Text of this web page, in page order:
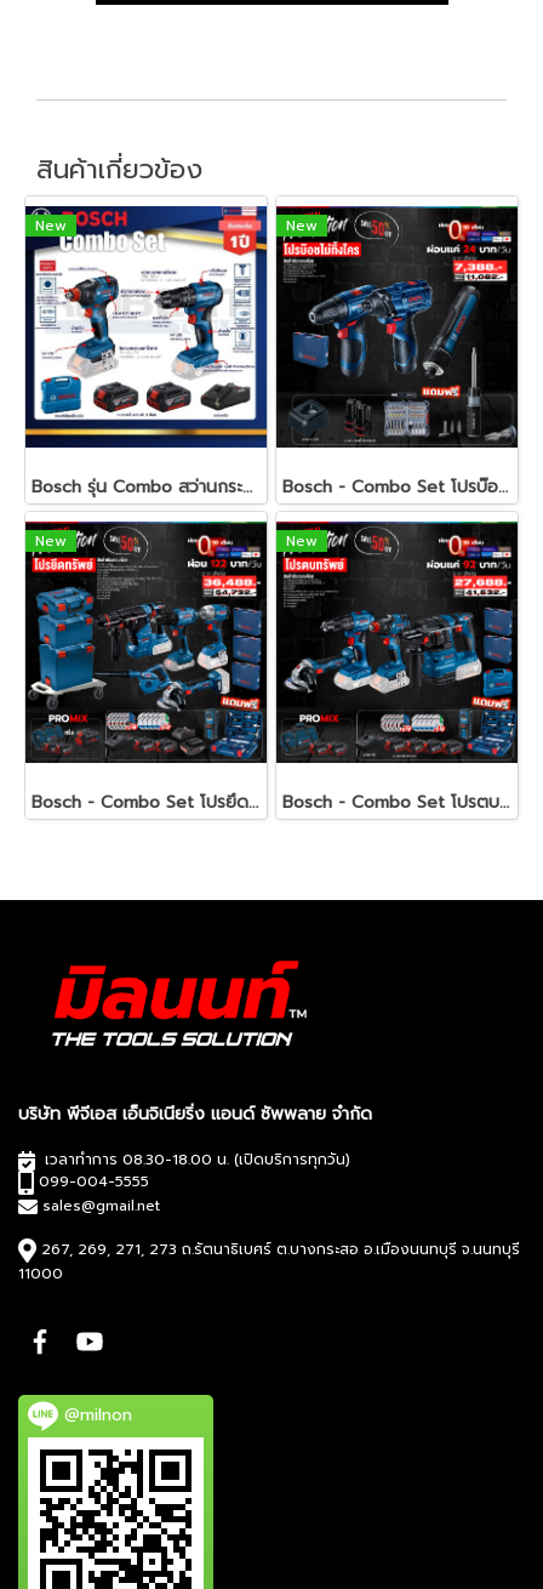
สินค้าเกี่ยวข้อง
New
Bosch รุ่น Combo สว่านกระแทกไร้สาย GSB 185-LI + ไขควงกระแทกไร้สาย GDX 18V-200 (พร้อมชุดอุปกรณ์) (06019J22K1)
New
Bosch - Combo Set โปรบ๊อชไม่ทิ้งใคร ไขควงไฟฟ้าไร้สาย+สว่านไร้สาย+ไขควงกระแทกไร้สาย พร้อมแบตและแท่นชาร์จ
New
Bosch - Combo Set โปรยึดทรัพย์ สว่านโรตารี่+เครื่องเจียร์+เครื่องเป่าลม+สว่าน/ประแจกระแทกไร้สาย พร้อมแบตและแท่นชาร์จ
New
Bosch - Combo Set โปรตบทรัพย์ สว่านกระแทก+เครื่องเจียร์+สว่านโรตารี่+ไขควงกระแทก+เลเซอร์วัดระยะ พร้มอแบตและแท่นชาร์จ
บริษัท พีจีเอส เอ็นจิเนียริ่ง แอนด์ ซัพพลาย จำกัด
เวลาทำการ 08.30-18.00 น. (เปิดบริการทุกวัน)
099-004-5555
sales@gmail.net
267, 269, 271, 273 ถ.รัตนาธิเบศร์ ต.บางกระสอ อ.เมืองนนทบุรี จ.นนทบุรี
11000
@milnon